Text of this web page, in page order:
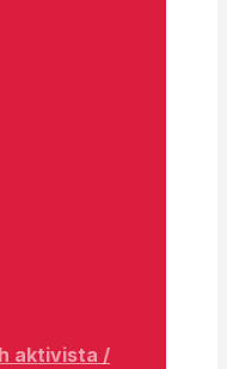
aktivista /